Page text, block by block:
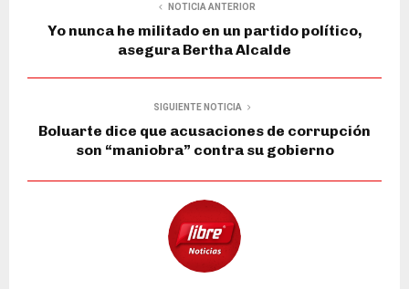
NOTICIA ANTERIOR
Yo nunca he militado en un partido político,
asegura Bertha Alcalde
SIGUIENTE NOTICIA
Boluarte dice que acusaciones de corrupción
son “maniobra” contra su gobierno